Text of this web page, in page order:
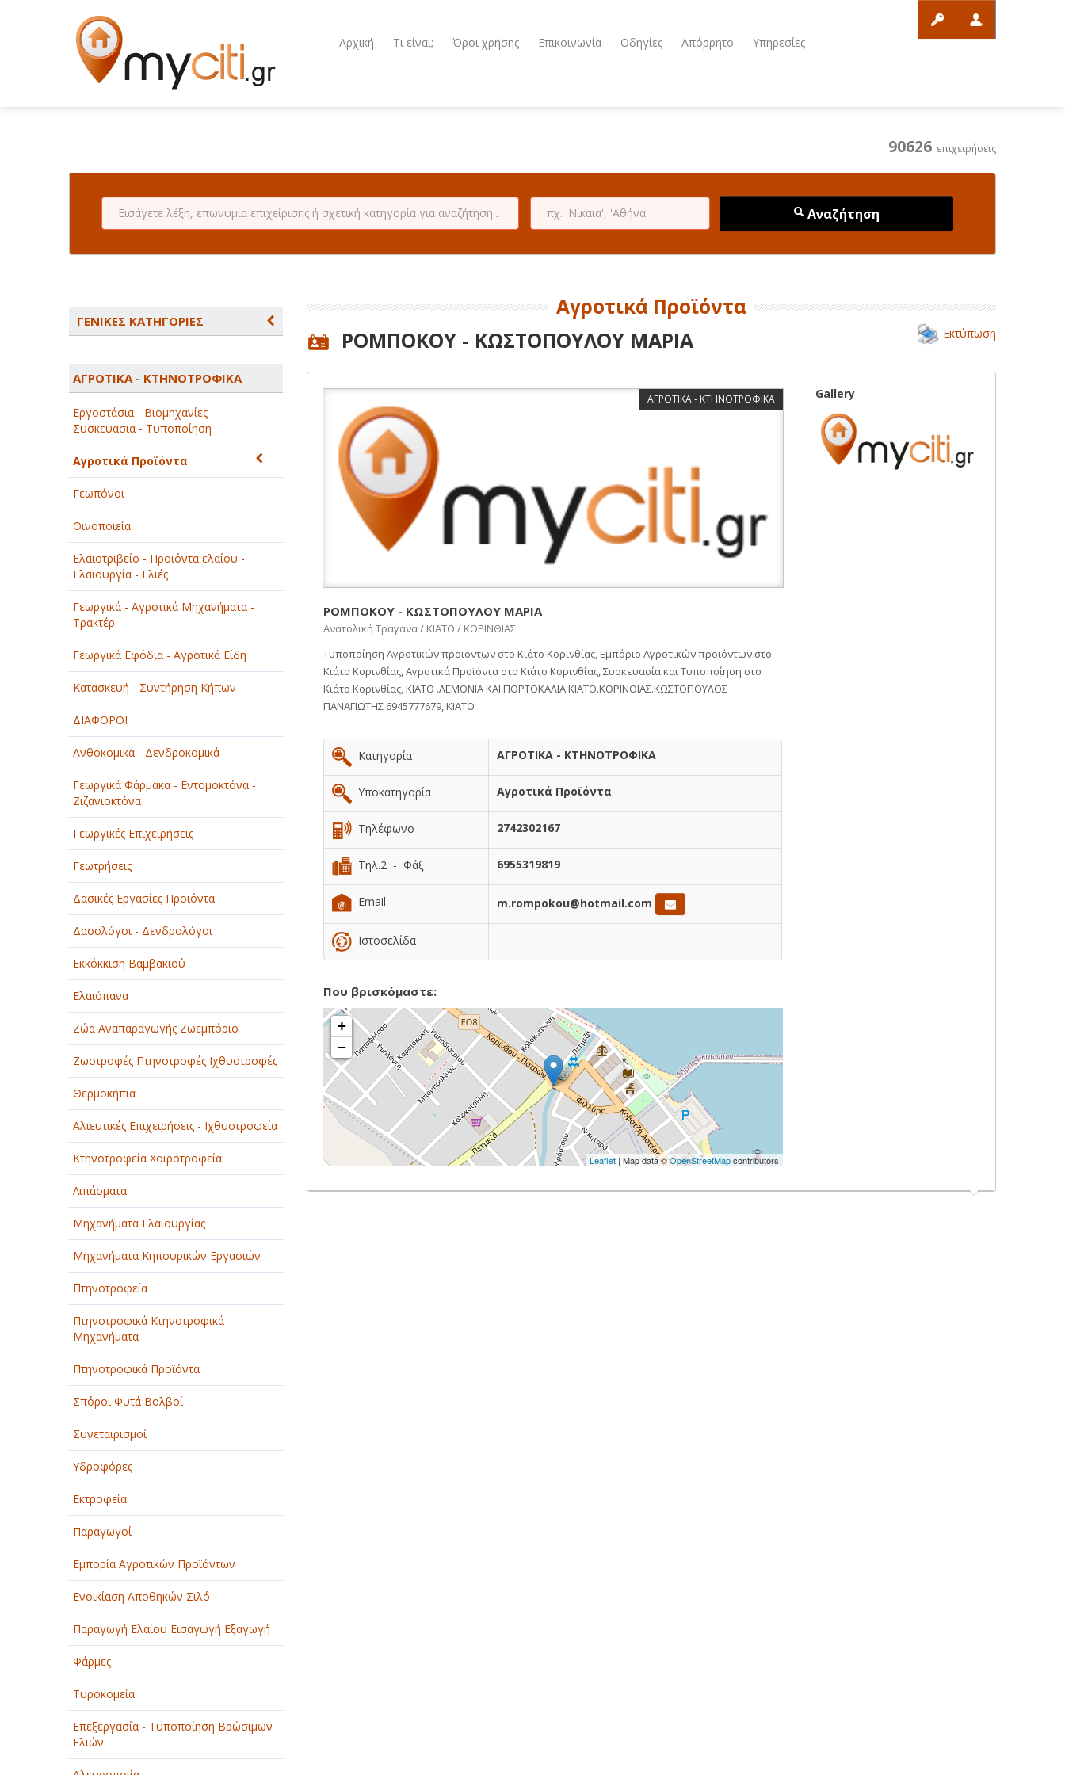
Αρχική Τι είναι; Όροι χρήσης Επικοινωνία Οδηγίες Απόρρητο Υπηρεσίες
90626 επιχειρήσεις
Αναζήτηση
ΓΕΝΙΚΕΣ ΚΑΤΗΓΟΡΙΕΣ
ΑΘΛΗΤΙΣΜΟΣ
ΑΥΤΟΚΙΝΗΤΑ - ΜΗΧΑΝΕΣ - ΣΚΑΦΗ
ΔΙΑΣΚΕΔΑΣΗ - ΨΥΧΑΓΩΓΙΑ - ΤΕΧΝΕΣ
ΔΙΑΦΗΜΙΣΗ - ΜΜΕ
ΕΚΚΛΗΣΙΕΣ - ΦΙΛΑΝΘΡΩΠΙΚΑ
ΣΩΜΑΤΕΙΑ
ΕΚΠΑΙΔΕΥΣΗ - ΣΧΟΛΕΣ
ΕΜΠΟΡΙΟ - ΕΜΠΟΡΙΚΑ ΚΑΤΑΣΤΗΜΑΤΑ
ΕΡΓΟΣΤΑΣΙΑ - ΒΙΟΜΗΧΑΝΙΕΣ
ΞΕΝΟΔΟΧΕΙΑ - ΤΟΥΡΙΣΜΟΣ
ΟΜΟΡΦΙΑ
ΠΑΡΟΧΗ ΥΠΗΡΕΣΙΩΝ
ΤΕΧΝΙΚΑ - ΚΑΤΑΣΚΕΥΑΣΤΙΚΑ
ΤΕΧΝΟΛΟΓΙΑ
ΥΓΕΙΑ - ΙΑΤΡΟΙ
ΦΑΓΗΤΟ
ΑΓΡΟΤΙΚΑ - ΚΤΗΝΟΤΡΟΦΙΚΑ
Εργοστάσια - Βιομηχανίες -
Συσκευασια - Τυποποίηση
Αγροτικά Προϊόντα
Γεωπόνοι
Οινοποιεία
Ελαιοτριβείο - Προϊόντα ελαίου -
Ελαιουργία - Ελιές
Γεωργικά - Αγροτικά Μηχανήματα -
Τρακτέρ
Γεωργικά Εφόδια - Αγροτικά Είδη
Κατασκευή - Συντήρηση Κήπων
ΔΙΑΦΟΡΟΙ
Ανθοκομικά - Δενδροκομικά
Γεωργικά Φάρμακα - Εντομοκτόνα -
Ζιζανιοκτόνα
Γεωργικές Επιχειρήσεις
Γεωτρήσεις
Δασικές Εργασίες Προϊόντα
Δασολόγοι - Δενδρολόγοι
Εκκόκκιση Βαμβακιού
Ελαιόπανα
Ζώα Αναπαραγωγής Ζωεμπόριο
Ζωοτροφές Πτηνοτροφές Ιχθυοτροφές
Θερμοκήπια
Αλιευτικές Επιχειρήσεις - Ιχθυοτροφεία
Κτηνοτροφεία Χοιροτροφεία
Λιπάσματα
Μηχανήματα Ελαιουργίας
Μηχανήματα Κηπουρικών Εργασιών
Πτηνοτροφεία
Πτηνοτροφικά Κτηνοτροφικά
Μηχανήματα
Πτηνοτροφικά Προϊόντα
Σπόροι Φυτά Βολβοί
Συνεταιρισμοί
Υδροφόρες
Εκτροφεία
Παραγωγοί
Εμπορία Αγροτικών Προϊόντων
Ενοικίαση Αποθηκών Σιλό
Παραγωγή Ελαίου Εισαγωγή Εξαγωγή
Φάρμες
Τυροκομεία
Επεξεργασία - Τυποποίηση Βρώσιμων
Ελιών
Αγροτικά Προϊόντα
ΡΟΜΠΟΚΟΥ - ΚΩΣΤΟΠΟΥΛΟΥ ΜΑΡΙΑ Εκτύπωση
ΑΓΡΟΤΙΚΑ - ΚΤΗΝΟΤΡΟΦΙΚΑ
ΡΟΜΠΟΚΟΥ - ΚΩΣΤΟΠΟΥΛΟΥ ΜΑΡΙΑ
Ανατολική Τραγάνα / ΚΙΑΤΟ / ΚΟΡΙΝΘΙΑΣ
Τυποποίηση Αγροτικών προϊόντων στο Κιάτο Κορινθίας, Εμπόριο Αγροτικών προϊόντων στο
Κιάτο Κορινθίας, Αγροτικά Προϊόντα στο Κιάτο Κορινθίας, Συσκευασία και Τυποποίηση στο
Κιάτο Κορινθίας, ΚΙΑΤΟ .ΛΕΜΟΝΙΑ ΚΑΙ ΠΟΡΤΟΚΑΛΙΑ ΚΙΑΤΟ.ΚΟΡΙΝΘΙΑΣ.ΚΩΣΤΟΠΟΥΛΟΣ
ΠΑΝΑΓΙΩΤΗΣ 6945777679, ΚΙΑΤΟ
Κατηγορία ΑΓΡΟΤΙΚΑ - ΚΤΗΝΟΤΡΟΦΙΚΑ
Υποκατηγορία Αγροτικά Προϊόντα
Τηλέφωνο 2742302167
Τηλ.2 - Φάξ 6955319819
Email m.rompokou@hotmail.com
Ιστοσελίδα
Που βρισκόμαστε:
+
−
Leaflet| Map data ©OpenStreetMapcontributors
Gallery